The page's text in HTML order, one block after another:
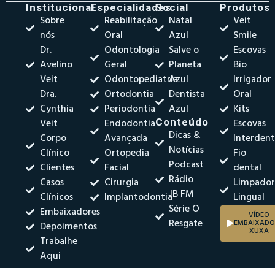
Institucional
Sobre
nós
Dr.
Avelino
Veit
Dra.
Cynthia
Veit
Corpo
Clínico
Clientes
Casos
Clínicos
Embaixadores
Depoimentos
Trabalhe
Aqui
Especialidades
Reabilitação
Oral
Odontologia
Geral
Odontopediatria
Ortodontia
Periodontia
Endodontia
Avançada
Ortopedia
Facial
Cirurgia
Implantodontia
Social
Natal
Azul
Salve o
Planeta
Azul
Dentista
Azul
Conteúdo
Dicas &
Notícias
Podcast
Rádio
JB FM
Série O
Resgate
Produtos
Veit
Smile
Escovas
Bio
Irrigador
Oral
Kits
Escovas
Fio
dental
Limpador
Lingual
VÍDEO
XUXA